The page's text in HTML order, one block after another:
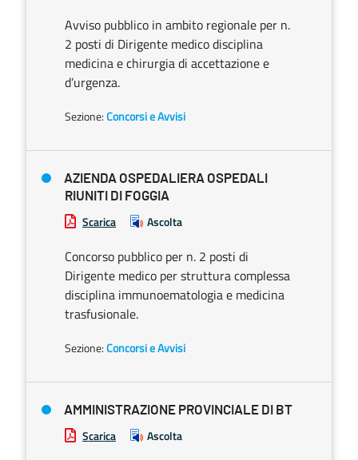
Avviso pubblico in ambito regionale per n.
2 posti di Dirigente medico disciplina
medicina e chirurgia di accettazione e
d’urgenza.
Sezione:Concorsi e Avvisi
AZIENDA OSPEDALIERA OSPEDALI
RIUNITI DI FOGGIA
Scarica Ascolta
Concorso pubblico per n. 2 posti di
Dirigente medico per struttura complessa
disciplina immunoematologia e medicina
trasfusionale.
Sezione:Concorsi e Avvisi
AMMINISTRAZIONE PROVINCIALE DI BT
Scarica Ascolta